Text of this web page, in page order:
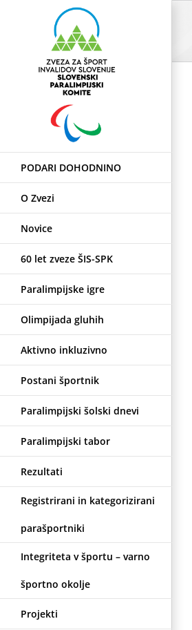
PODARI DOHODNINO
O Zvezi
Novice
60 let zveze ŠIS-SPK
Paralimpijske igre
Olimpijada gluhih
Aktivno inkluzivno
Postani športnik
Paralimpijski šolski dnevi
Paralimpijski tabor
Rezultati
Registrirani in kategorizirani
parašportniki
Integriteta v športu – varno
športno okolje
Projekti